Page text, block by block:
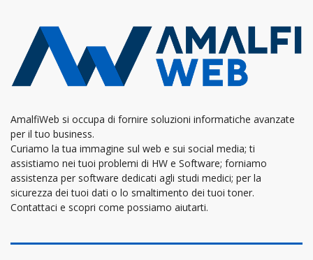
AmalfiWeb si occupa di fornire soluzioni informatiche avanzate
per il tuo business.
Curiamo la tua immagine sul web e sui social media; ti
assistiamo nei tuoi problemi di HW e Software; forniamo
assistenza per software dedicati agli studi medici; per la
sicurezza dei tuoi dati o lo smaltimento dei tuoi toner.
Contattaci e scopri come possiamo aiutarti.